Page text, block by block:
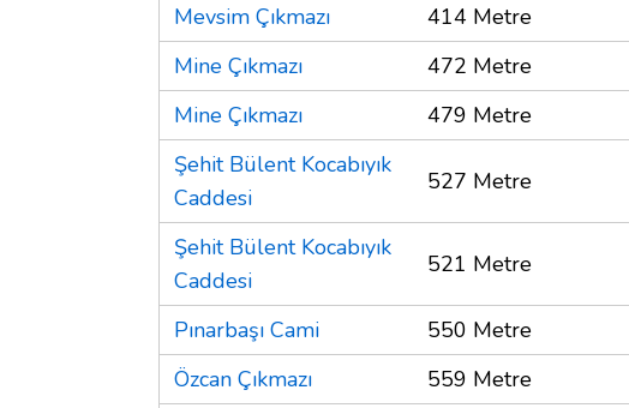
Mevsim Çıkmazı
414 Metre
Mine Çıkmazı
472 Metre
Mine Çıkmazı
479 Metre
Şehit Bülent Kocabıyık
Caddesi
527 Metre
Şehit Bülent Kocabıyık
Caddesi
521 Metre
Pınarbaşı Cami
550 Metre
Özcan Çıkmazı
559 Metre